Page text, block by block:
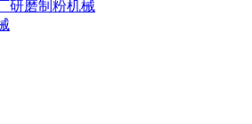
研磨制粉机械